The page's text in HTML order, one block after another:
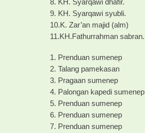
8. KH. Syarqawi dhafir.
9. KH. Syarqawi syubli.
10.K. Zar’an majid (alm)
11.KH.Fathurrahman sabran.
1. Prenduan sumenep
2. Talang pamekasan
3. Pragaan sumenep
4. Palongan kapedi sumenep
5. Prenduan sumenep
6. Prenduan sumenep
7. Prenduan sumenep